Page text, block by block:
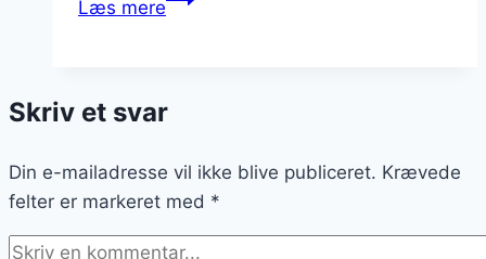
Læs mere
–
på
menuen
Skriv et svar
Din e-mailadresse vil ikke blive publiceret. Krævede
felter er markeret med *